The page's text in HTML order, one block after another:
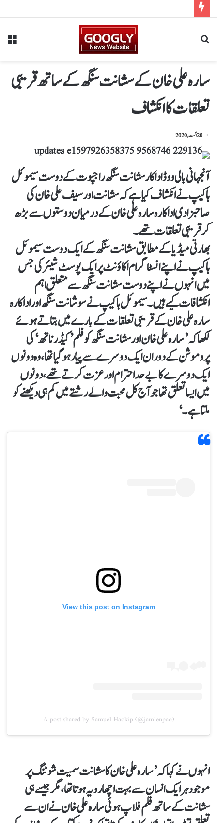
سارہ علی خان کے سشانت سنگھ کے ساتھ قریبی
تعلقات کا انکشاف
20 اگست, 2020
آنجہانی بالی ووڈ اداکار سشانت سنگھ راجپوت کے دوست سیموئل
ہاکیپ نے انکشاف کیا ہے کہ سشانت اور سیف علی خان کی
صاحبزادی اداکارہ سارہ علی خان کے درمیان دوستوں سے بڑھ
کر قریبی تعلقات تھے۔
بھارتی میڈیا کے مطابق سشانت سنگھ کے ایک دوست سیموئل
ہاکیپ نے اپنے انسٹاگرام اکاؤنٹ پر ایک پوسٹ شیئر کی جس
میں انہوں نے اپنے دوست سشانت سنگھ سے متعلق اہم
انکشافات کیے ہیں۔ سیموئل ہاکیپ نے سوشانت سنگھ اور اداکارہ
سارہ علی خان کے قریبی تعلقات کے بارے میں بتاتے ہوئے
لکھا کہ ’سارہ علی خان اور سشانت سنگھ کو فلم ’کیڈرناتھ‘ کی
پروموشن کے دوران ایک دوسرے سے پیار ہو گیا تھا، وہ دونوں
ایک دوسرے کا بے حد احترام اور عزت کرتے تھے، دونوں
میں ایسا تعلق تھا جو آج کل محبت والے رشتے میں کم ہی دیکھنے کو
ملتا ہے۔‘
View this post on Instagram
A post shared by Samuel Haokip (@jamlenpao)
انہوں نے کہا کہ ’سارہ علی خان کا سشانت سمیت شوٹنگ پر
موجود ہر ایک انسان سے بہت اچھا رویہ ہوتا تھا، مگر جیسے ہی
سشانت کے ساتھ فلم فلاپ ہوئی سارہ علی خان نے ان سے